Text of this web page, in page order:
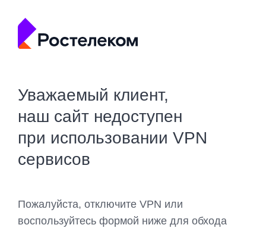
Уважаемый клиент,
наш сайт недоступен
при использовании VPN
сервисов
Пожалуйста, отключите VPN или
воспользуйтесь формой ниже для обхода